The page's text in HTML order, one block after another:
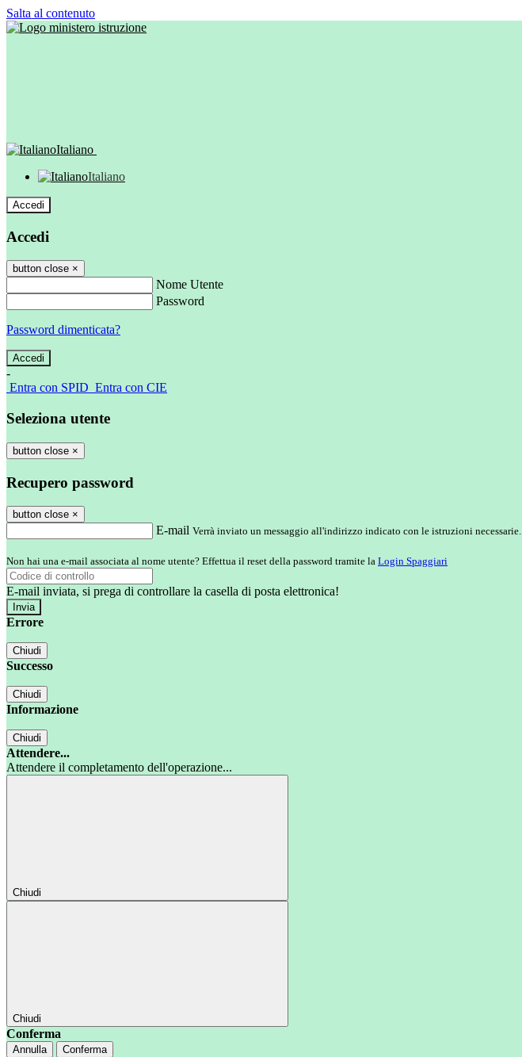
Salta al contenuto
Italiano
Italiano
Accedi
Accedi
button close ×
Nome Utente
Password
Password dimenticata?
-
Entra con SPID Entra con CIE
Seleziona utente
button close ×
Recupero password
button close ×
E-mail Verrà inviato un messaggio all'indirizzo indicato con le istruzioni necessarie.
Non hai una e-mail associata al nome utente? Effettua il reset della password tramite la Login Spaggiari
E-mail inviata, si prega di controllare la casella di posta elettronica!
Errore
Chiudi
Successo
Chiudi
Informazione
Chiudi
Attendere...
Attendere il completamento dell'operazione...
Chiudi
Chiudi
Conferma
Annulla Conferma